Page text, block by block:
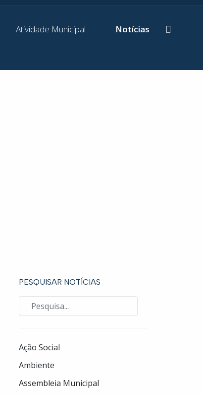
Atividade Municipal Notícias
PESQUISAR NOTÍCIAS
Ação Social
Ambiente
Assembleia Municipal